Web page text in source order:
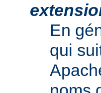
En
qui